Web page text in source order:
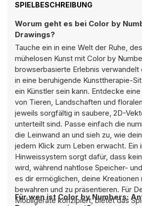
SPIELBESCHREIBUNG
Worum geht es bei Color by
Drawings?
Tauche ein in eine Welt der Ruhe,
mühelosen Kunst mit Color by
browserbasierte Erlebnis verwandelt
in eine beruhigende Kunsttherapie-
ein Künstler sein kann. Entdecke
von Tieren, Landschaften und
jeweils sorgfältig in saubere, 2D-
unterteilt sind. Passe einfach die
die Leinwand an und sieh zu, wie
jedem Klick zum Leben erwacht. Ein
Hinweissystem sorgt dafür, dass
wird, während nahtlose Speicher-
es dir ermöglichen, deine Kreationen
bewahren und zu präsentieren. Für
Mobilgeräte konzipiert, bietet das
Für wen ist Color by Numbers: